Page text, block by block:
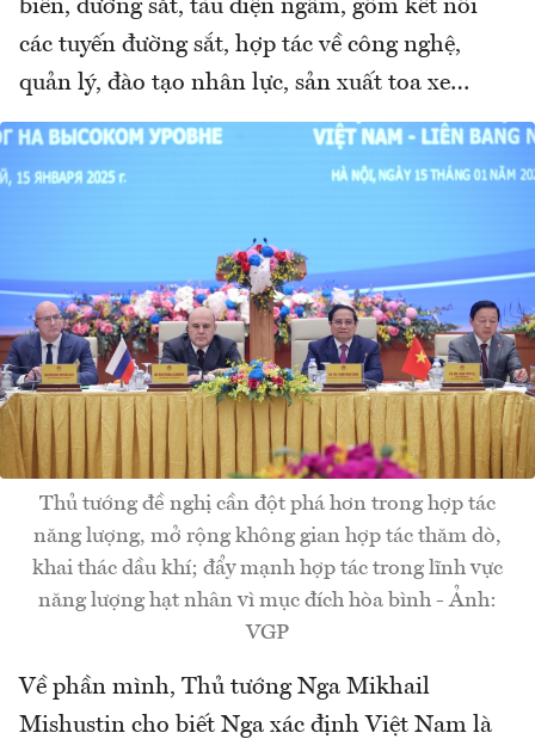
biển, đường sắt, tàu điện ngầm, gồm kết nối
các tuyến đường sắt, hợp tác về công nghệ,
quản lý, đào tạo nhân lực, sản xuất toa xe…
Thủ tướng đề nghị cần đột phá hơn trong hợp tác
năng lượng, mở rộng không gian hợp tác thăm dò,
khai thác dầu khí; đẩy mạnh hợp tác trong lĩnh vực
năng lượng hạt nhân vì mục đích hòa bình - Ảnh:
VGP
Về phần mình, Thủ tướng Nga Mikhail
Mishustin cho biết Nga xác định Việt Nam là